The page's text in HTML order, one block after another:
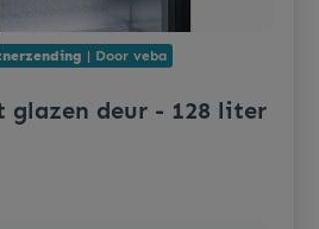
| Door veba
glazen deur - 128 liter